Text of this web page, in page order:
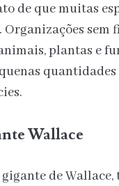
de que muitas
plantas e
Wallace
gigante de